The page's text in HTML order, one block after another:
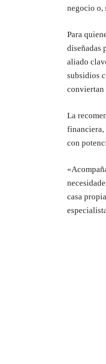
negocio o,
Para
diseñadas
aliado
subsidios
conviertan
La
financiera,
con
casa